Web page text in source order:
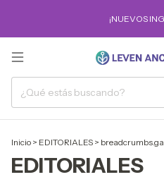
¡NUEVOS INGRESOS! 📚
Inicio > EDITORIALES >
EDITORIALES